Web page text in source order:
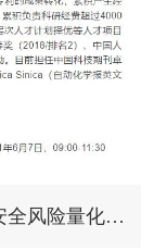
上一篇：信息所学术报告——配网安全风险量化评估及建模